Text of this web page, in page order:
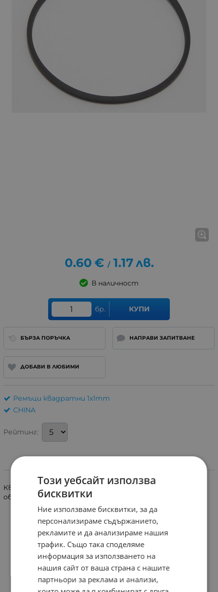
0.60 € / 1.17лв.
В наличност
бр. КУПИ
БЪРЗА ПОРЪЧКА НАПРАВИ ЗАПИТВАНЕ
ДОБАВИ В ЛЮБИМИ
Ремъци квадратни 1x1mm
CHINA
Рейтинг:
Квадратен аудио ремък 1x1mm с диаметър 37mm,
обиколка 116mm. Audio belt.
Този уебсайт използва
бисквитки
Ние използваме бисквитки, за да
персонализираме съдържанието,
рекламите и да анализираме нашия
трафик. Също така споделяме
информация за използването на
нашия сайт от ваша страна с нашите
партньори за реклама и анализи,